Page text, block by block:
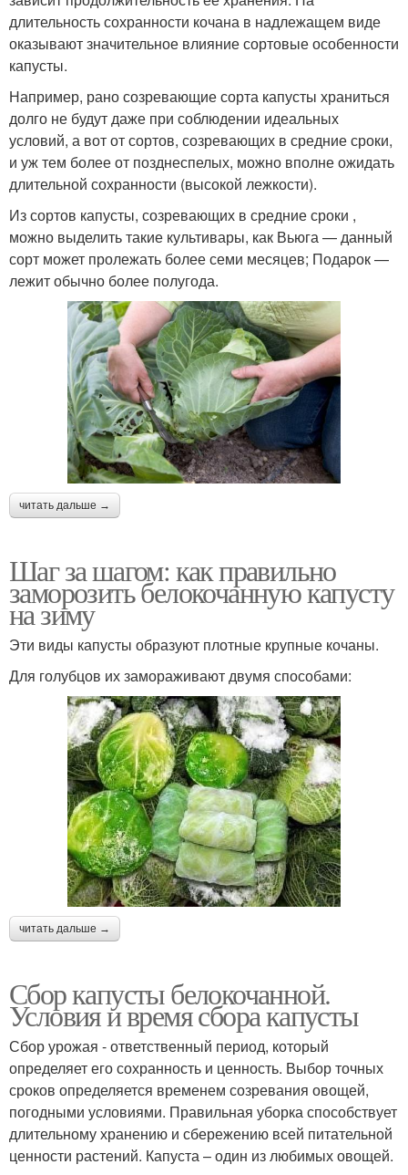
длительность сохранности кочана в надлежащем виде
оказывают значительное влияние сортовые особенности
капусты.
Например, рано созревающие сорта капусты храниться
долго не будут даже при соблюдении идеальных
условий, а вот от сортов, созревающих в средние сроки,
и уж тем более от позднеспелых, можно вполне ожидать
длительной сохранности (высокой лежкости).
Из сортов капусты, созревающих в средние сроки ,
можно выделить такие культивары, как Вьюга — данный
сорт может пролежать более семи месяцев; Подарок —
лежит обычно более полугода.
читать дальше →
Шаг за шагом: как правильно
заморозить белокочанную капусту
на зиму
Эти виды капусты образуют плотные крупные кочаны.
Для голубцов их замораживают двумя способами:
читать дальше →
Сбор капусты белокочанной.
Условия и время сбора капусты
Сбор урожая - ответственный период, который
определяет его сохранность и ценность. Выбор точных
сроков определяется временем созревания овощей,
погодными условиями. Правильная уборка способствует
длительному хранению и сбережению всей питательной
ценности растений. Капуста – один из любимых овощей.